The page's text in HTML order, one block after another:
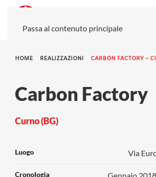
Passa al contenuto principale
HOME REALIZZAZIONI CARBON FACTORY –
Carbon Factory
Curno (BG)
Luogo Via
Cronologia